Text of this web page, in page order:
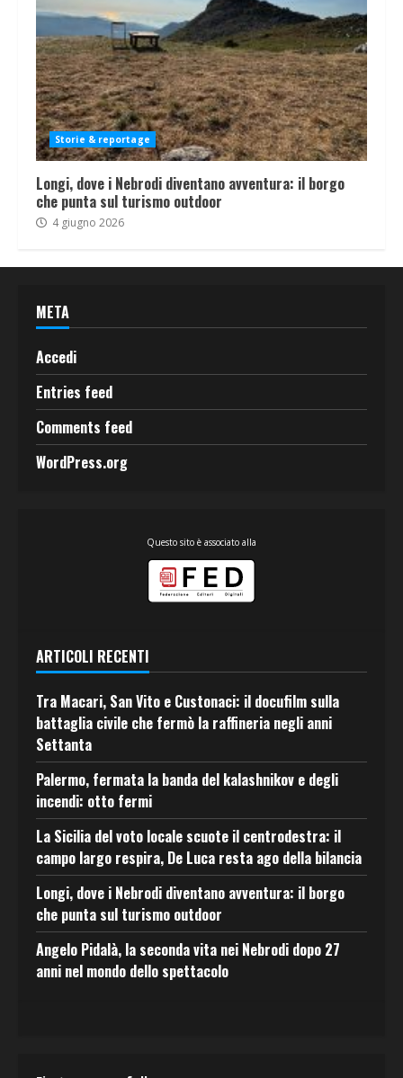
Storie & reportage
Longi, dove i Nebrodi diventano avventura: il borgo
che punta sul turismo outdoor
4 giugno 2026
META
Accedi
Entries feed
Comments feed
WordPress.org
Questo sito è associato alla
ARTICOLI RECENTI
Tra Macari, San Vito e Custonaci: il docufilm sulla
battaglia civile che fermò la raffineria negli anni
Settanta
Palermo, fermata la banda del kalashnikov e degli
incendi: otto fermi
La Sicilia del voto locale scuote il centrodestra: il
campo largo respira, De Luca resta ago della bilancia
Longi, dove i Nebrodi diventano avventura: il borgo
che punta sul turismo outdoor
Angelo Pidalà, la seconda vita nei Nebrodi dopo 27
anni nel mondo dello spettacolo